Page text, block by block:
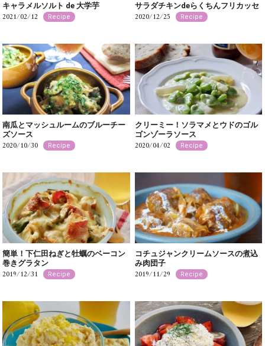
キャラメルソルト de 大学芋
2021/02/12 Recipe
サラダチキンdeらくちんフリカッセ
2020/12/25 Recipe
南瓜とマッシュルームのブルーチー
ズソース
2020/10/30 Recipe
クリーミー！ソラマメとウドのゴル
ゴンゾーラソース
2020/04/02 Recipe
簡単！下仁田ねぎと牡蠣のベーコン
巻きグラタン
2019/12/31 Recipe
コチュジャンクリームソースの煮込
み肉団子
2019/11/29 Recipe